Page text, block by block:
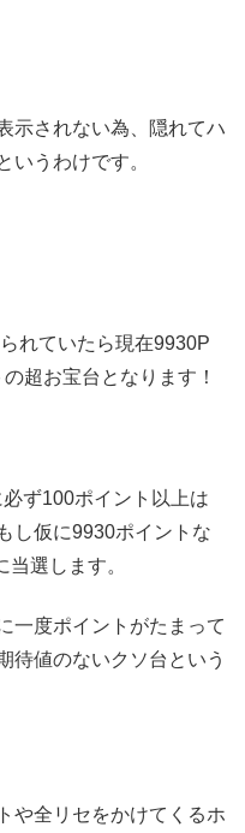
示されない為、隠れてハ
いうわけです。
れていたら現在9930P
超お宝台となります！
ず100ポイント以上は
し仮に9930ポイントな
選します。
一度ポイントがたまって
待値のないクソ台という
や全リセをかけてくるホ